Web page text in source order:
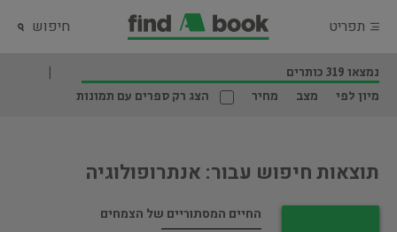
תפריט חיפוש
נמצאו 319 כותרים
מיון לפי
מצב מחיר הצג רק ספרים עם תמונות
תוצאות חיפוש עבור: אנתרופולוגיה
החיים המסתוריים של הצמחים